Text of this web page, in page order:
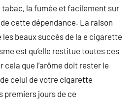
tabac, la fumée et facilement sur
cette dépendance. La raison
beaux succès de la e cigarette
est qu’elle restitue toutes ces
cela que l’arôme doit rester le
celui de votre cigarette
premiers jours de ce